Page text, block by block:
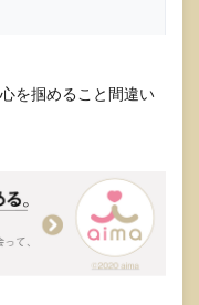
を掴めること間違い